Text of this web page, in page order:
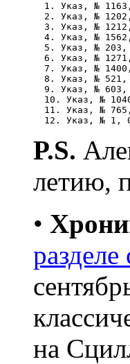
1. Указ, №
2. Указ, №
3. Указ, №
4. Указ, №
5. Указ, №
6. Указ, №
7. Указ, №
8. Указ, №
9. Указ, №
10. Указ, №
11. Указ, №
P.S.
летию,
•
разделе
на